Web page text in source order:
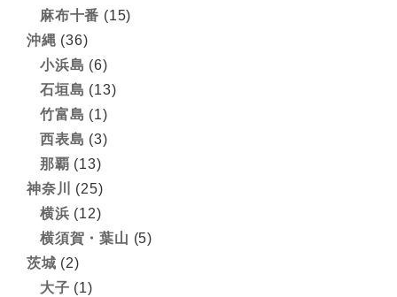
麻布十番 (15)
沖縄 (36)
小浜島 (6)
石垣島 (13)
竹富島 (1)
西表島 (3)
那覇 (13)
神奈川
(25)
横浜 (12)
横須賀・葉山 (5)
茨城 (2)
大子 (1)